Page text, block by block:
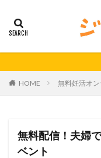
HOME 無料妊活オ
無料配信！夫婦
ベント
男性不妊